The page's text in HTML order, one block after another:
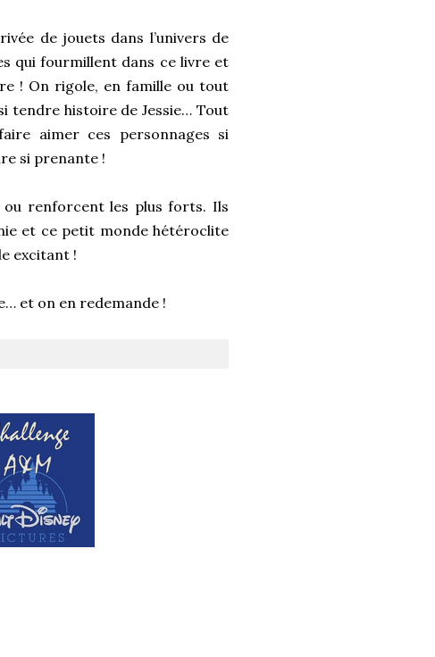
de jouets dans l’univers de
qui fourmillent dans ce livre et
! On rigole, en famille ou tout
tendre histoire de Jessie… Tout
aimer ces personnages si
si prenante !
ou renforcent les plus forts. Ils
et ce petit monde hétéroclite
excitant !
et on en redemande !